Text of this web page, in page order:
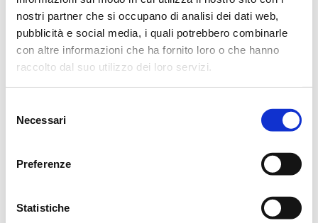
nostri partner che si occupano di analisi dei dati web,
pubblicità e social media, i quali potrebbero combinarle
con altre informazioni che ha fornito loro o che hanno
raccolto dal suo utilizzo dei loro servizi.
delNecessari
Preferenze
Statistiche
Calendario
Cartellone
I Pomeriggi Musicali
Teatro Dal Verme
Biglietteria